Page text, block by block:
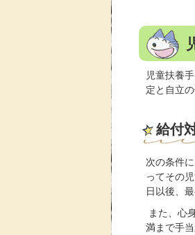
児童扶養
定と自立
給付
次の条件
ってその
日以後、
また、心
満まで手